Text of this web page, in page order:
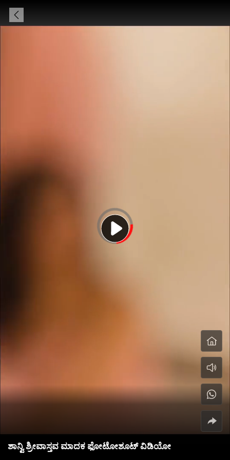
ಶಾನ್ವಿ ಶ್ರೀವಾಸ್ತವ ಮಾದಕ ಫೋಟೋಶೂಟ್ ವಿಡಿಯೋ